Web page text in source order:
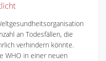
an Todesfällen, die
verhindern könnte.
WHO in einer neuen